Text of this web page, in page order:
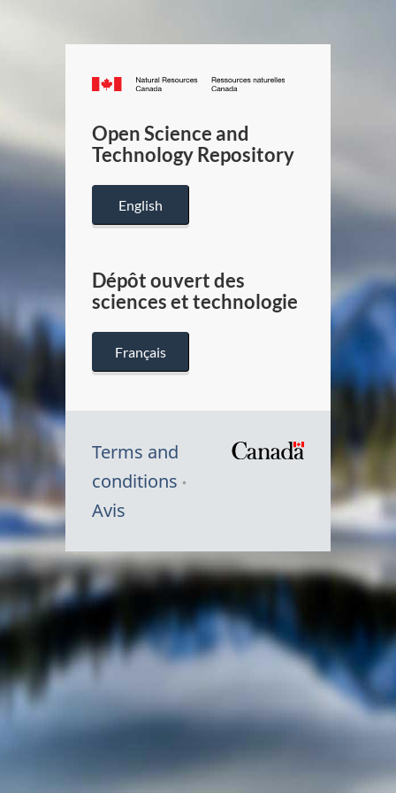
Canada.ca
/
Canada
Open Science and
Technology Repository
English
Dépôt ouvert des
sciences et technologie
Français
Terms and
conditions
Avis
Symbole
du
Canada